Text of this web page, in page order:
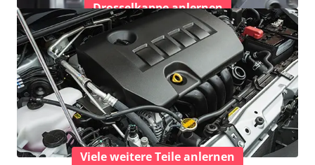
Drosselkappe anlernen
Viele weitere Teile anlernen